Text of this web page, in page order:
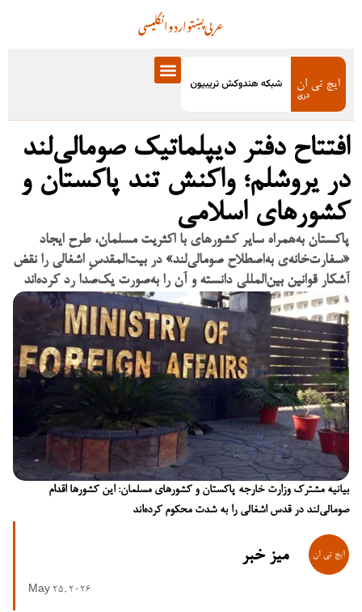
انگلیسیاردوپښتوعربی
افتتاح دفتر دیپلماتیک صومالی‌لند
در یروشلم؛ واکنش تند پاکستان و
کشورهای اسلامی
پاکستان به‌همراه سایر کشورهای با اکثریت مسلمان، طرح ایجاد
«سفارت‌خانه‌ی به‌اصطلاح صومالی‌لند» در بیت‌المقدسِ اشغالی را نقض
آشکار قوانین بین‌المللی دانسته و آن را به‌صورت یک‌صدا رد کرده‌اند
بیانیه مشترک وزارت خارجه پاکستان و کشورهای مسلمان: این کشورها اقدام
صومالی‌لند در قدس اشغالی را به شدت محکوم کرده‌اند
میز خبر
May 25, 2026